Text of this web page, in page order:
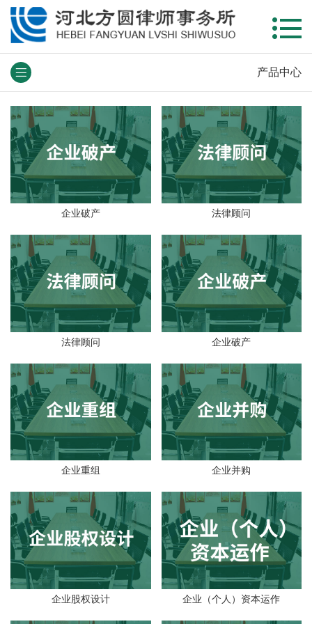
产品中心
企业破产 法律顾问
法律顾问 企业破产
企业重组 企业并购
企业股权设计 企业（个人）资本运作